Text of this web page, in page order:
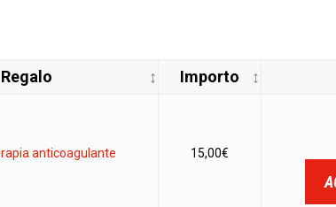
Regalo Importo
anticoagulante 15,00€